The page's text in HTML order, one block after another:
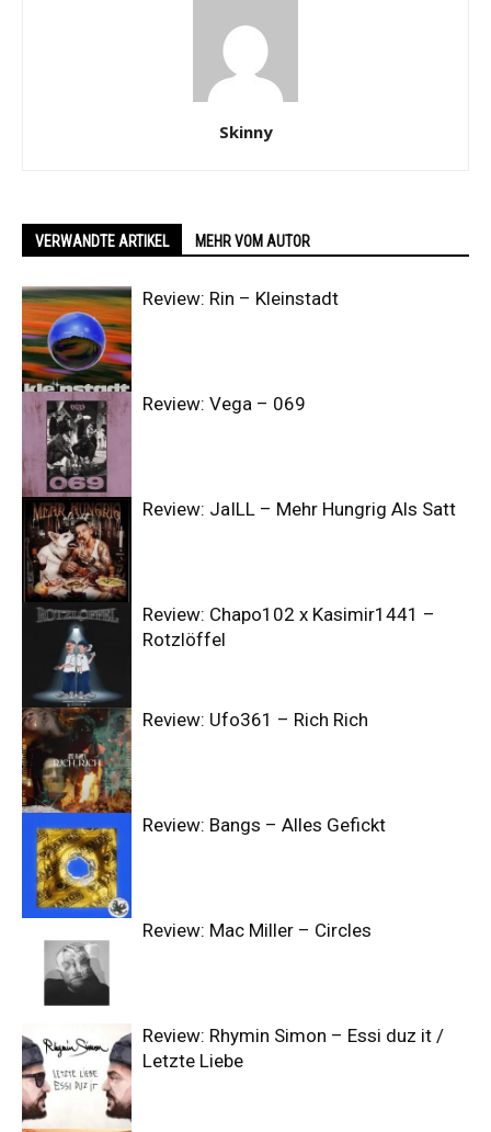
Skinny
VERWANDTE ARTIKEL MEHR VOM AUTOR
Review: Rin – Kleinstadt
Review: Vega – 069
Review: JaILL – Mehr Hungrig Als Satt
Review: Chapo102 x Kasimir1441 –
Rotzlöffel
Review: Ufo361 – Rich Rich
Review: Bangs – Alles Gefickt
Review: Mac Miller – Circles
Review: Rhymin Simon – Essi duz it /
Letzte Liebe